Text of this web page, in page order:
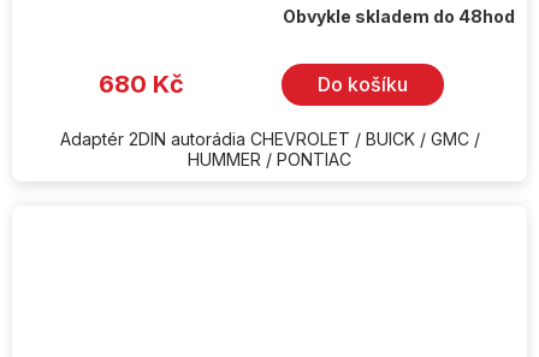
Obvykle skladem do 48hod
680 Kč Do košíku
Adaptér 2DIN autorádia CHEVROLET / BUICK / GMC /
HUMMER / PONTIAC